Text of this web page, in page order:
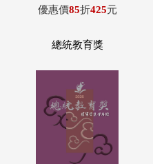
優惠價85折425元
總統教育獎